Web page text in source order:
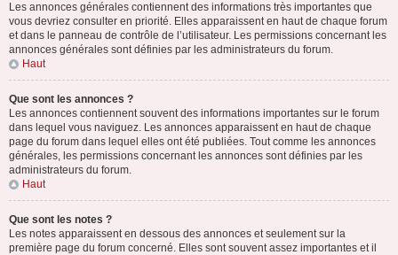
Les annonces générales contiennent des informations très importantes que
vous devriez consulter en priorité. Elles apparaissent en haut de chaque forum
et dans le panneau de contrôle de l’utilisateur. Les permissions concernant les
annonces générales sont définies par les administrateurs du forum.
Haut
Que sont les annonces ?
Les annonces contiennent souvent des informations importantes sur le forum
dans lequel vous naviguez. Les annonces apparaissent en haut de chaque
page du forum dans lequel elles ont été publiées. Tout comme les annonces
générales, les permissions concernant les annonces sont définies par les
administrateurs du forum.
Haut
Que sont les notes ?
Les notes apparaissent en dessous des annonces et seulement sur la
première page du forum concerné. Elles sont souvent assez importantes et il